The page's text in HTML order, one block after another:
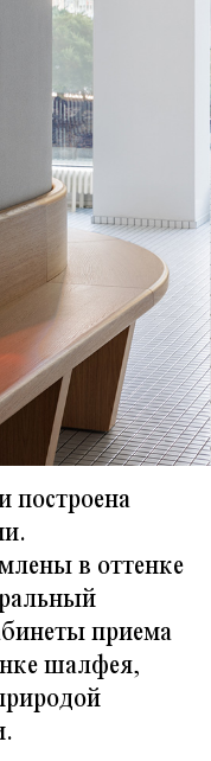
построена
в оттенке
приема
шалфея,